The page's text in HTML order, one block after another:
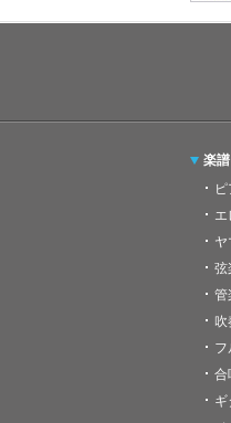
楽
ピ
エ
ヤ
弦
管
吹
フ
合
ギ